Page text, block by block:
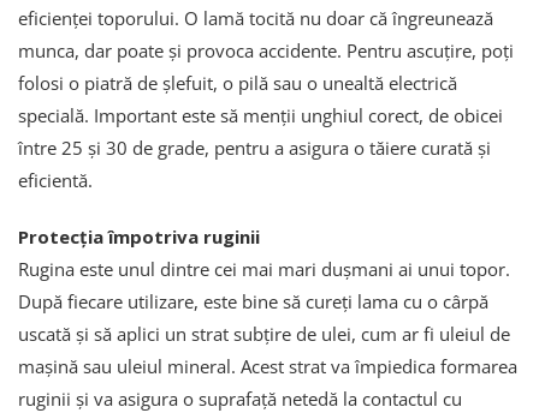
eficienței toporului. O lamă tocită nu doar că îngreunează
munca, dar poate și provoca accidente. Pentru ascuțire, poți
folosi o piatră de șlefuit, o pilă sau o unealtă electrică
specială. Important este să menții unghiul corect, de obicei
între 25 și 30 de grade, pentru a asigura o tăiere curată și
eficientă.
Protecția împotriva ruginii
Rugina este unul dintre cei mai mari dușmani ai unui topor.
După fiecare utilizare, este bine să cureți lama cu o cârpă
uscată și să aplici un strat subțire de ulei, cum ar fi uleiul de
mașină sau uleiul mineral. Acest strat va împiedica formarea
ruginii și va asigura o suprafață netedă la contactul cu